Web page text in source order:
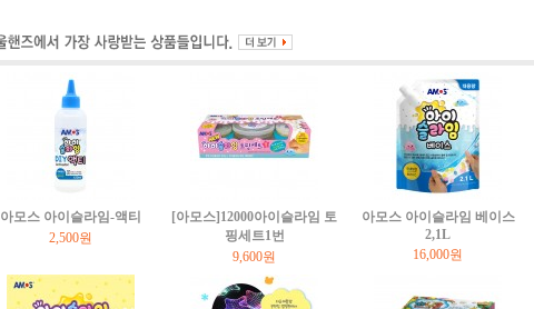
아모스 아이슬라임-액티
2,500원
[아모스]12000아이슬라임 토
핑세트1번
9,600원
아모스 아이슬라임 베이스
2,1L
16,000원